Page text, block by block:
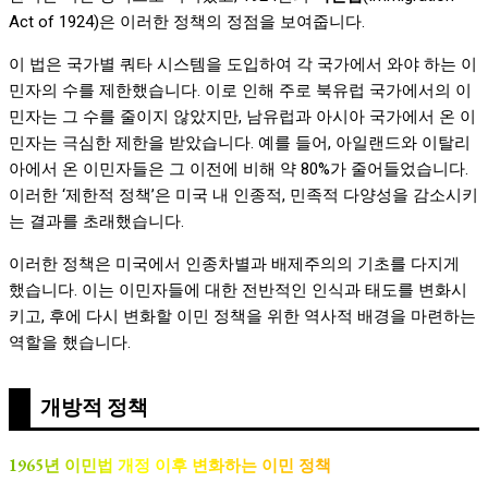
Act of 1924)은 이러한 정책의 정점을 보여줍니다.
이 법은 국가별 쿼타 시스템을 도입하여 각 국가에서 와야 하는 이
민자의 수를 제한했습니다. 이로 인해 주로 북유럽 국가에서의 이
민자는 그 수를 줄이지 않았지만, 남유럽과 아시아 국가에서 온 이
민자는 극심한 제한을 받았습니다. 예를 들어, 아일랜드와 이탈리
아에서 온 이민자들은 그 이전에 비해 약 80%가 줄어들었습니다.
이러한 ‘제한적 정책’은 미국 내 인종적, 민족적 다양성을 감소시키
는 결과를 초래했습니다.
이러한 정책은 미국에서 인종차별과 배제주의의 기초를 다지게
했습니다. 이는 이민자들에 대한 전반적인 인식과 태도를 변화시
키고, 후에 다시 변화할 이민 정책을 위한 역사적 배경을 마련하는
역할을 했습니다.
개방적 정책
1965년 이민법 개정 이후 변화하는 이민 정책